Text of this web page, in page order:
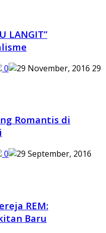
LANGIT”
0
29
Romantis di
0
REM:
Baru